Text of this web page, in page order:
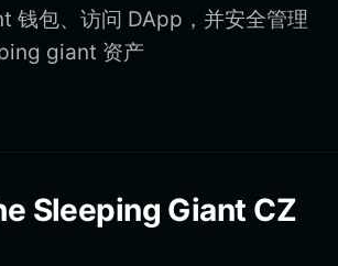
钱包、访问 DApp，并安全管理
giant 资产
Sleeping Giant CZ